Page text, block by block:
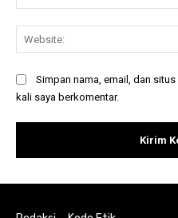
Simpan nama, email, dan
kali saya berkomentar.